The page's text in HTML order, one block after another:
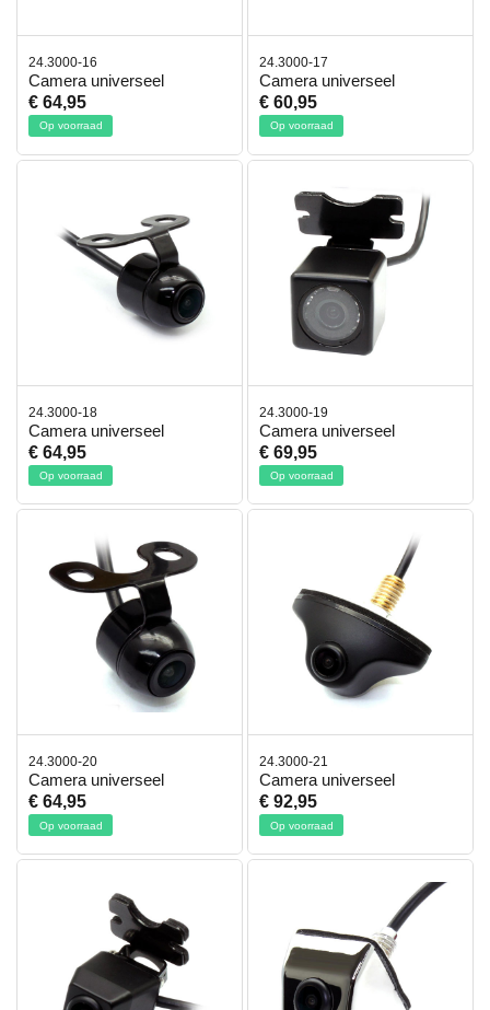
24.3000-16
Camera universeel
€ 64,95
Op voorraad
24.3000-17
Camera universeel
€ 60,95
Op voorraad
24.3000-18
Camera universeel
€ 64,95
Op voorraad
24.3000-19
Camera universeel
€ 69,95
Op voorraad
24.3000-20
Camera universeel
€ 64,95
Op voorraad
24.3000-21
Camera universeel
€ 92,95
Op voorraad